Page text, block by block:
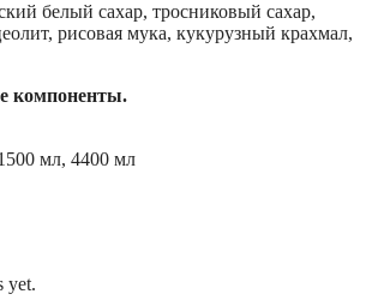
белый сахар, тросниковый сахар,
рисовая мука, кукурузный крахмал,
компоненты.
мл, 4400 мл
yet.